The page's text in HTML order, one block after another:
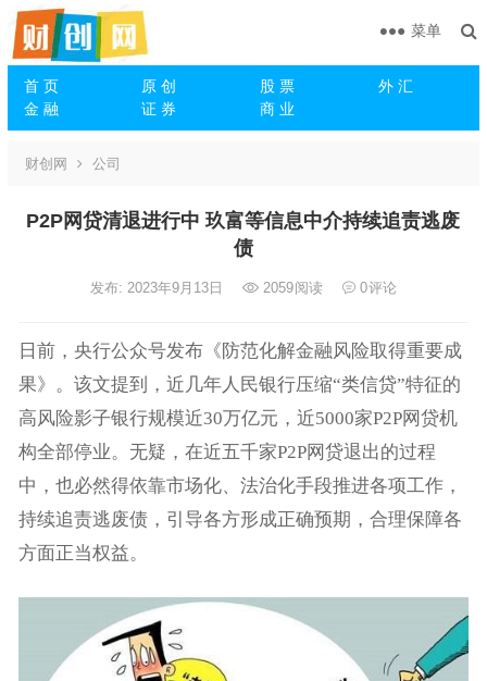
首 页 原 创 股 票
外 汇
金 融
证 券 商 业
菜单
财创网 公司
P2P网贷清退进行中 玖富等信息中介持续追责逃废
债
发布: 2023年9月13日 2059阅读 0评论
日前，央行公众号发布《防范化解金融风险取得重要成
果》。该文提到，近几年人民银行压缩“类信贷”特征的
高风险影子银行规模近30万亿元，近5000家P2P网贷机
构全部停业。无疑，在近五千家P2P网贷退出的过程
中，也必然得依靠市场化、法治化手段推进各项工作，
持续追责逃废债，引导各方形成正确预期，合理保障各
方面正当权益。